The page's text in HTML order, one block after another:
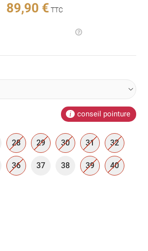
89,90 € TTC
conseil pointure
28 29 30 31 32
36 37 38 39 40